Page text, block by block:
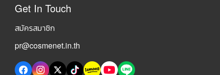
Get In Touch
สมัครสมาชิก
pr@cosmenet.in.th